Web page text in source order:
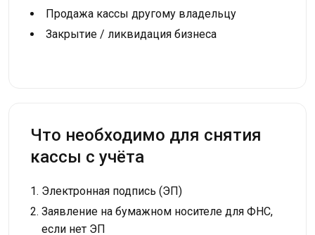
Продажа кассы другому владельцу
Закрытие / ликвидация бизнеса
Что необходимо для снятия
кассы с учёта
Электронная подпись (ЭП)
Заявление на бумажном носителе для ФНС,
если нет ЭП